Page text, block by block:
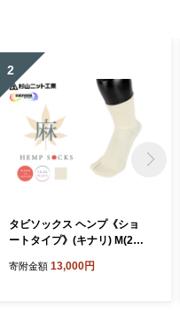
2
タビソックス ヘンプ《ショ
ートタイプ》(キナリ) M(25-
ビ 足袋 麻 [3342]
寄附金額 13,000円